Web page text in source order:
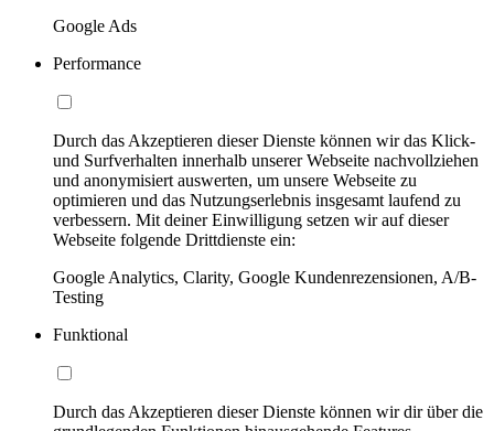
Google Ads
Performance
Durch das Akzeptieren dieser Dienste können wir das Klick-
und Surfverhalten innerhalb unserer Webseite nachvollziehen
und anonymisiert auswerten, um unsere Webseite zu
optimieren und das Nutzungserlebnis insgesamt laufend zu
verbessern. Mit deiner Einwilligung setzen wir auf dieser
Webseite folgende Drittdienste ein:
Google Analytics, Clarity, Google Kundenrezensionen, A/B-
Testing
Funktional
Durch das Akzeptieren dieser Dienste können wir dir über die